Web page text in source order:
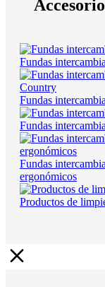
Fundas
Fundas
Fundas
Fundas
ergonómicos
Productos de